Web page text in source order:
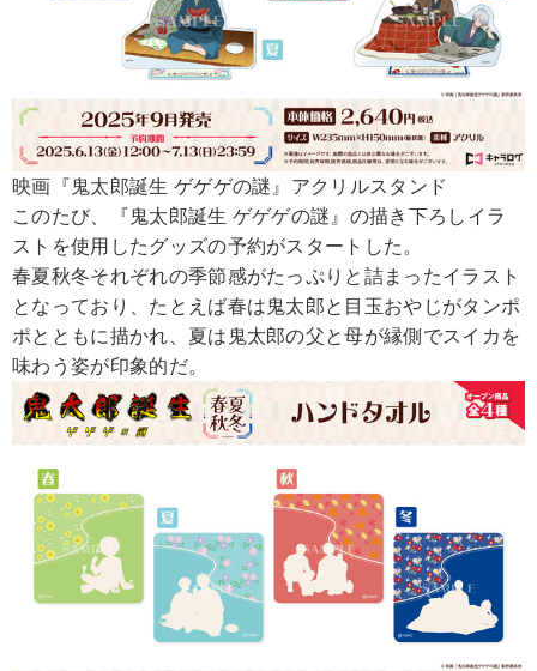
映画『鬼太郎誕生 ゲゲゲの謎』アクリルスタンド
このたび、『鬼太郎誕生 ゲゲゲの謎』の描き下ろしイラ
ストを使用したグッズの予約がスタートした。
春夏秋冬それぞれの季節感がたっぷりと詰まったイラスト
となっており、たとえば春は鬼太郎と目玉おやじがタンポ
ポとともに描かれ、夏は鬼太郎の父と母が縁側でスイカを
味わう姿が印象的だ。